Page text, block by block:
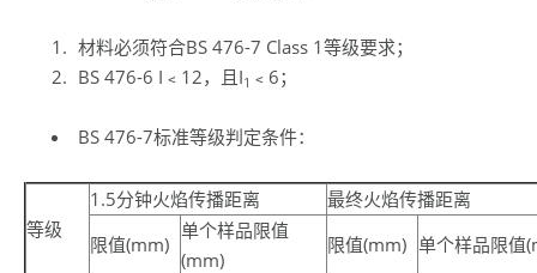
材料必须符合BS 476-7 Class 1等级要求；
BS 476-6 I﹤12，且I1 ﹤6；
BS 476-7标准等级判定条件：
等级
1.5分钟火焰传播距离
最终火焰传播距离
限值(mm)
单个样品限值
(mm)
限值(mm) 单个样品限值